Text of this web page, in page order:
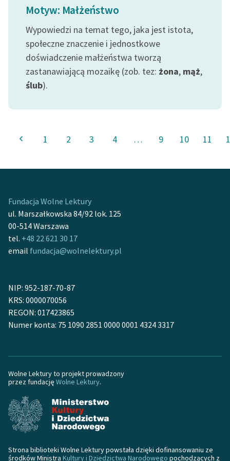
Ręce pełne poezji
Kolekcje edukacyjne
twórców przechodzących
do domeny publicznej,
lektur szkolnych oraz
Starego Testamentu
Zespół
Zasady wykorzystania
Logotypy
Materiały promocyjne
Polityka prywatności
sprawozdania finansowe
Regulamin darowizn
Informacja o treściach
wrażliwych
Deklaracja dostępności
Motyw: Małżeństwo
Wypowiedzi na temat tego, jaka jest istota,
społeczne znaczenie i jednostkowe
doświadczenie małżeństwa tworzą
zastanawiającą mozaikę (zob. tez: żona, mąż,
ślub).
1 2 3 4 … 9 10 11
Fundacja Wolne Lektury
ul. Marszałkowska 84/92 lok. 125
00-514 Warszawa
tel. +48 22 621 30 17
email fundacja@wolnelektury.pl
NIP: 952-187-70-87
KRS: 0000070056
REGON: 017423865
Numer konta: 75 1090 2851 0000 0001 4324 3317
Wolne Lektury to projekt prowadzony
przez fundację Wolne Lektury.
Strona biblioteki Wolne Lektury powstała dzięki dofinansowaniu ze
środków Ministra Kultury i Dziedzictwa Narodowego pochodzących z